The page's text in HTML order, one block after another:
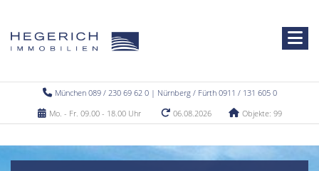
München 089 / 230 69 62 0 | Nürnberg / Fürth 0911 / 131 605 0
Mo. - Fr. 09.00 - 18.00 Uhr
06.08.2026 Objekte: 99